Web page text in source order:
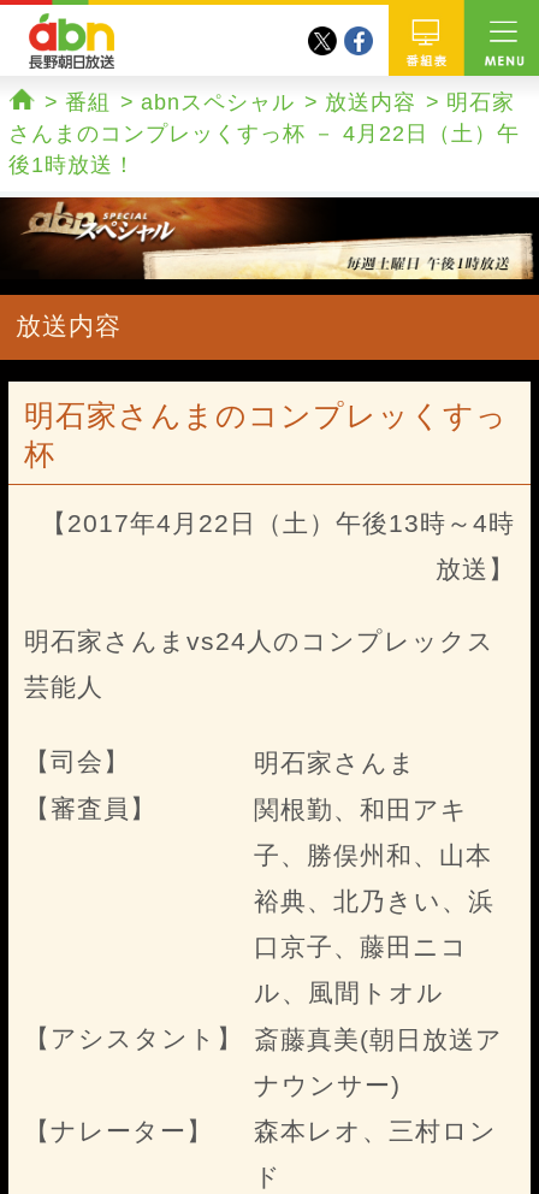
番組
twitterfacebook
ホーム
番組 abnスペシャル 放送内容
明石家
さんまのコンプレッくすっ杯 － 4月22日（土）午
後1時放送！
放送内容
明石家さんまのコンプレッくすっ
杯
【2017年4月22日（土）午後13時～4時
放送】
明石家さんまvs24人のコンプレックス
芸能人
【司会】
明石家さんま
【審査員】
関根勤、和田アキ
子、勝俣州和、山本
裕典、北乃きい、浜
口京子、藤田ニコ
ル、風間トオル
【アシスタント】
斎藤真美(朝日放送ア
ナウンサー)
【ナレーター】
森本レオ、三村ロン
ド